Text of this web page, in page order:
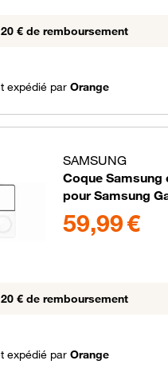
€ de remboursement
expédié parOrange
SAMSUNG
Coque
pour Samsung
59,99 €
€ de remboursement
expédié parOrange